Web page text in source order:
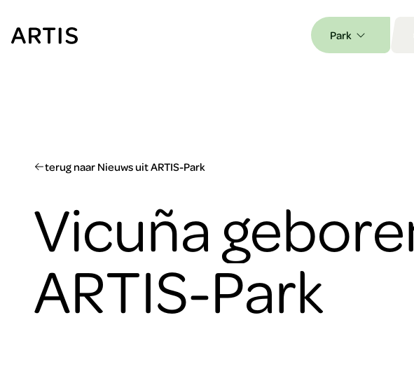
content
Ga
Park
terug naar Nieuws uit ARTIS-Park
Vicuña
ARTIS-Park